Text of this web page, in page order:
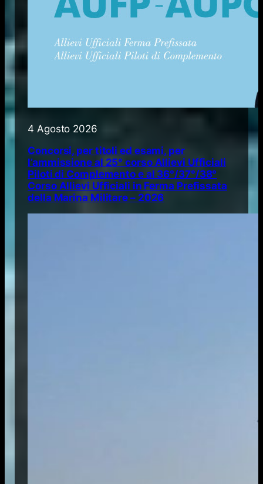
4 Agosto 2026
Concorsi, per titoli ed esami, per
l’ammissione al 25° corso Allievi Ufficiali
Piloti di Complemento e al 36°/37°/38°
Corso Allievi Ufficiali in Ferma Prefissata
della Marina Militare – 2026